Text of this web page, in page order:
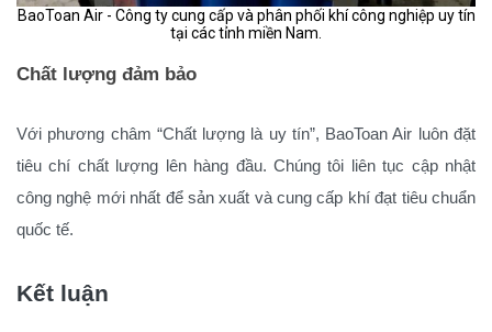
BaoToan Air - Công ty cung cấp và phân phối khí công nghiệp uy tín
tại các tỉnh miền Nam.
Chất lượng đảm bảo
Với phương châm “Chất lượng là uy tín”, BaoToan Air luôn đặt
tiêu chí chất lượng lên hàng đầu. Chúng tôi liên tục cập nhật
công nghệ mới nhất để sản xuất và cung cấp khí đạt tiêu chuẩn
quốc tế.
Kết luận